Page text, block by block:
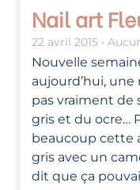
Nail art
22 avril 2015
Nouvelle
aujourd’hui,
pas vraiment de
gris et du ocre…
beaucoup cette
gris avec un
dit que ça